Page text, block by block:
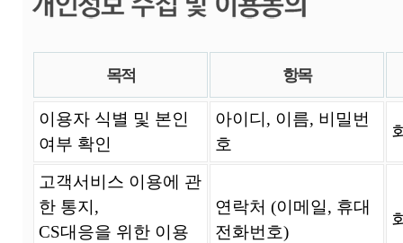
목적 항목
이용자 식별 및 본인
여부 확인
아이디, 이름, 비밀번
호
고객서비스 이용에 관
한 통지,
CS대응을 위한 이용
연락처 (이메일, 휴대
전화번호)